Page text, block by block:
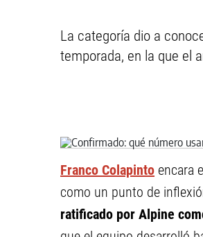
La categoría dio a
temporada, en la que el
Franco Colapinto encara
como un punto de
ratificado por Alpine